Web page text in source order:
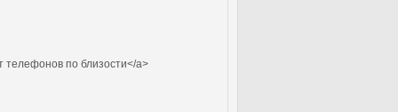
телефонов по близости</a>